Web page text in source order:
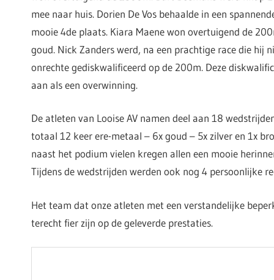
mee naar huis. Dorien De Vos behaalde in een
mooie 4de plaats. Kiara Maene won overtuigend de
goud. Nick Zanders werd, na een prachtige race die hij
onrechte gediskwalificeerd op de 200m. Deze
aan als een overwinning.
De atleten van Looise AV namen deel aan 18
totaal 12 keer ere-metaal – 6x goud – 5x zilver en 1x
naast het podium vielen kregen allen een mooie
Tijdens de wedstrijden werden ook nog 4 persoonlijke
Het team dat onze atleten met een verstandelijke
terecht fier zijn op de geleverde prestaties.